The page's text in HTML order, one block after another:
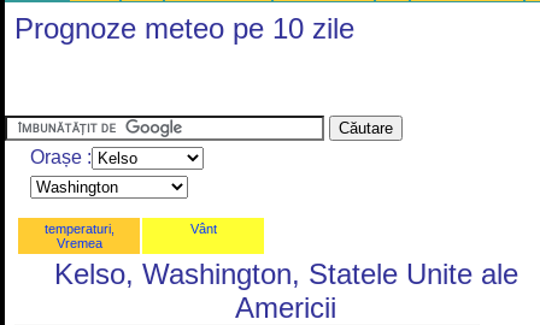
Prognoze meteo pe 10 zile
Orașe :
temperaturi,
Vremea
Vânt
Kelso, Washington, Statele Unite ale
Americii